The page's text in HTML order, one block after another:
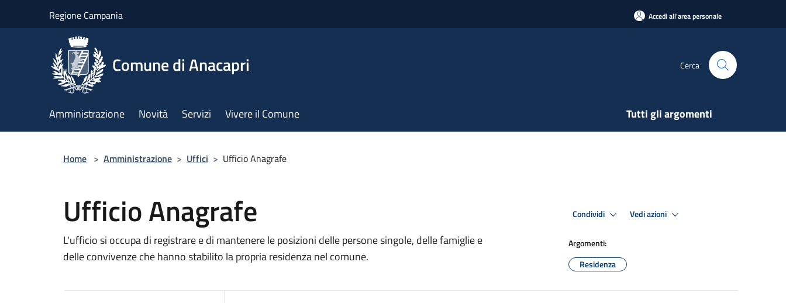
Regione Campania Accedi all'area personale
Comune di Anacapri Cerca
Amministrazione Novità Servizi Vivere il Comune Tutti gli argomenti
Home > Amministrazione > Uffici > Ufficio Anagrafe
Ufficio Anagrafe
L'ufficio si occupa di registrare e di mantenere le posizioni delle persone singole, delle famiglie e
delle convivenze che hanno stabilito la propria residenza nel comune.
Condividi Vedi azioni
Argomenti:
Residenza